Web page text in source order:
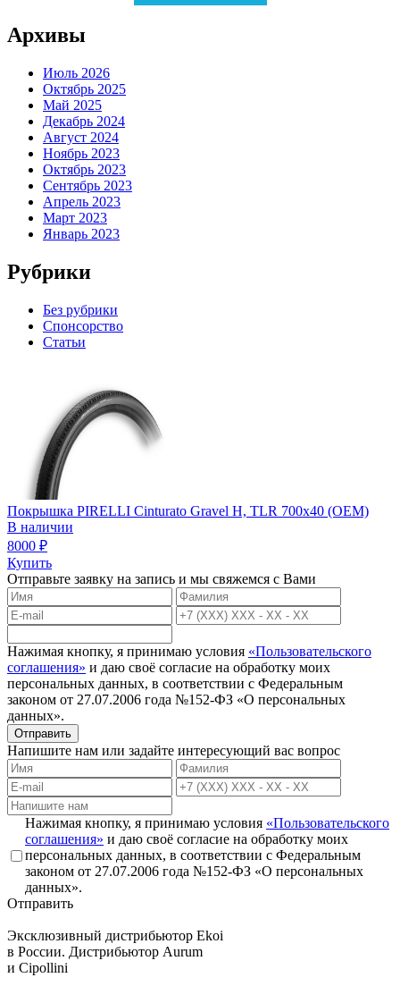
Архивы
Июль 2026
Октябрь 2025
Май 2025
Декабрь 2024
Август 2024
Ноябрь 2023
Октябрь 2023
Сентябрь 2023
Апрель 2023
Март 2023
Январь 2023
Рубрики
Без рубрики
Спонсорство
Статьи
Покрышка PIRELLI Cinturato Gravel H, TLR 700x40 (OEM)
В наличии
8000 ₽
Купить
Отправьте заявку на запись и мы свяжемся с Вами
Нажимая кнопку, я принимаю условия «Пользовательского
соглашения» и даю своё согласие на обработку моих
персональных данных, в соответствии с Федеральным
законом от 27.07.2006 года №152-ФЗ «О персональных
данных».
Отправить
Напишите нам или задайте интересующий вас вопрос
Нажимая кнопку, я принимаю условия «Пользовательского
соглашения» и даю своё согласие на обработку моих
персональных данных, в соответствии с Федеральным
законом от 27.07.2006 года №152-ФЗ «О персональных
данных».
Отправить
Эксклюзивный дистрибьютор Ekoi
в России. Дистрибьютор Aurum
и Cipollini